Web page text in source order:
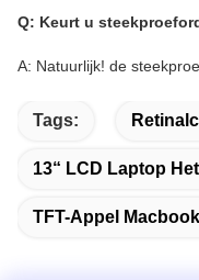
Q: Keurt u
A: Natuurlijk! de
Tags:
13“ LCD Laptop
TFT-Appel